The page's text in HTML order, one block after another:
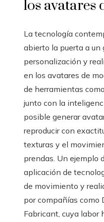
los avatares
La tecnología
abierto la puerta a un
personalización y
en los avatares de
de herramientas
junto con la
posible generar
reproducir con
texturas y el
prendas. Un ejemplo
aplicación de
de movimiento y
por compañías como
Fabricant, cuya labor